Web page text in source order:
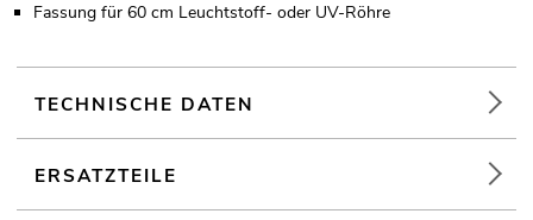
Fassung für 60 cm Leuchtstoff- oder UV-Röhre
TECHNISCHE DATEN
ERSATZTEILE